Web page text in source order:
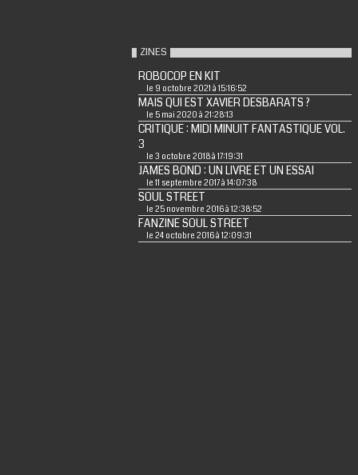
ZINES
ROBOCOP EN KIT
le 9 octobre 2021 à 15:16:52
MAIS QUI EST XAVIER DESBARATS ?
le 5 mai 2020 à 21:28:13
CRITIQUE : MIDI MINUIT FANTASTIQUE VOL.
3
le 3 octobre 2018 à 17:19:31
JAMES BOND : UN LIVRE ET UN ESSAI
le 11 septembre 2017 à 14:07:38
SOUL STREET
le 25 novembre 2016 à 12:38:52
FANZINE SOUL STREET
le 24 octobre 2016 à 12:09:31